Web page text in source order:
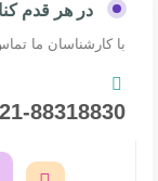
در هر قدم
با کارشناسان ما
88318830